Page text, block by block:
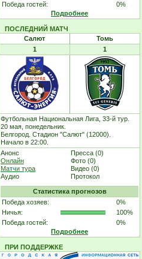
Победа гостей:
0%
Подробнее
ПОСЛЕДНИЙ МАТЧ
Салют
Томь
1
1
Футбольная Национальная Лига, 33-й тур.
20 мая, понедельник.
Белгород. Стадион "Салют" (12000).
Начало в 22:00.
Анонс
Онлайн
Матчи тура
Аудио
Пресса (0)
Фото (0)
Видео (0)
Протокол
Статистика прогнозов
Победа хозяев:
0%
Ничья:
100%
Победа гостей:
0%
Подробнее
ПРИ ПОДДЕРЖКЕ